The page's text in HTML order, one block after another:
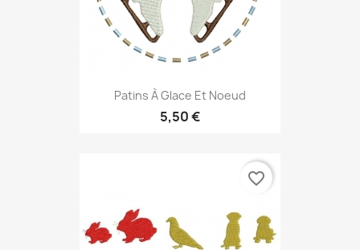
Patins À Glace Et Noeud
5,50 €
favorite_border